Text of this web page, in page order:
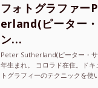
フォトグラファ
erland(ピーター
ン...
Peter Sutherland(ピーター・
年生まれ。 コロラド在住。ドキ
トグラフィーのテクニックを使